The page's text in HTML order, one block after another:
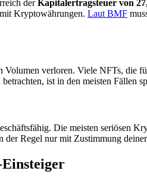
derKapitalertragsteuer von
Kryptowährungen. Laut BMF
verloren. Viele NFTs, die
ist in den meisten Fällen
Die meisten seriösen
Regel nur mit Zustimmung